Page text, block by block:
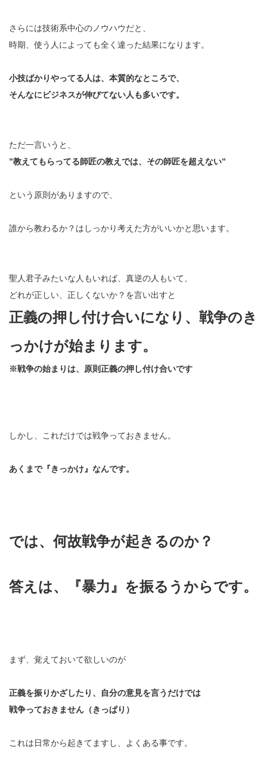
さらには技術系中心のノウハウだと、
時期、使う人によっても全く違った結果になります。
小技ばかりやってる人は、本質的なところで、
そんなにビジネスが伸びてない人も多いです。
ただ一言いうと、
”教えてもらってる師匠の教えでは、その師匠を超えない”
という原則がありますので、
誰から教わるか？はしっかり考えた方がいいかと思います。
聖人君子みたいな人もいれば、真逆の人もいて、
どれが正しい、正しくないか？を言い出すと
正義の押し付け合いになり、戦争のき
っかけが始まります。
※戦争の始まりは、原則正義の押し付け合いです
しかし、これだけでは戦争っておきません。
あくまで『きっかけ』なんです。
では、何故戦争が起きるのか？
答えは、『暴力』を振るうからです。
まず、覚えておいて欲しいのが
正義を振りかざしたり、自分の意見を言うだけでは
戦争っておきません（きっぱり）
これは日常から起きてますし、よくある事です。